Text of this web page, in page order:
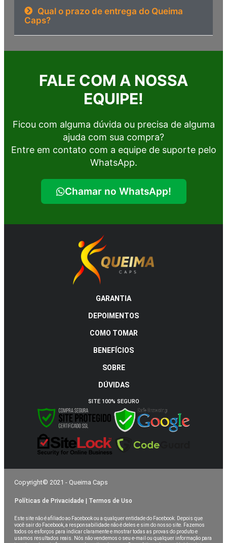
Qual o prazo de entrega do Queima
Caps?
FALE COM A NOSSA
EQUIPE!
Ficou com alguma dúvida ou precisa de alguma
ajuda com sua compra?
Entre em contato com a equipe de suporte pelo
WhatsApp.
Chamar no WhatsApp!
GARANTIA
DEPOIMENTOS
COMO TOMAR
BENEFÍCIOS
SOBRE
DÚVIDAS
SITE 100% SEGURO
Copyright© 2021 - Queima Caps
Políticas de Privacidade | Termos de Uso
Este site não é afiliado ao Facebook ou a qualquer entidade do Facebook. Depois que
você sair do Facebook, a responsabilidade não é deles e sim do nosso site. Fazemos
todos os esforços para indicar claramente e mostrar todas as provas do produto e
usamos resultados reais. Nós não vendemos o seu e-mail ou qualquer informação para